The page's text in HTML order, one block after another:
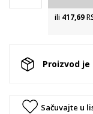
ili 417,69
Proizvod
Sačuvajte u